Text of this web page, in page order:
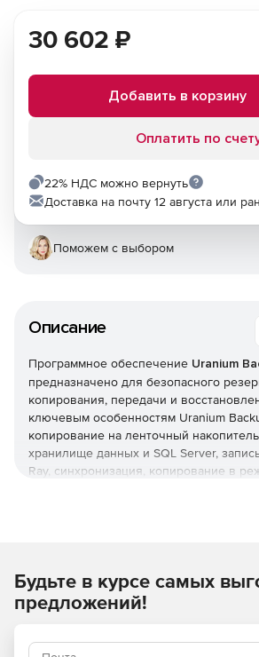
Описание
Программное обеспечение Uranium
предназначено для безопасного
копирования, передачи и
ключевым особенностям Uranium
копирование на ленточный
хранилище данных и SQL Server,
Ray, синхронизация, копирование в
обновляется, и все пользователи
автоматические обновления, а также
техническую поддержку по телефону и
30 602 ₽
Добавить в корзину
Оплатить по
22% НДС можно вернуть
Доставка на почту 12 августа или
Поможем с выбором
Будьте в курсе самых
предложений!